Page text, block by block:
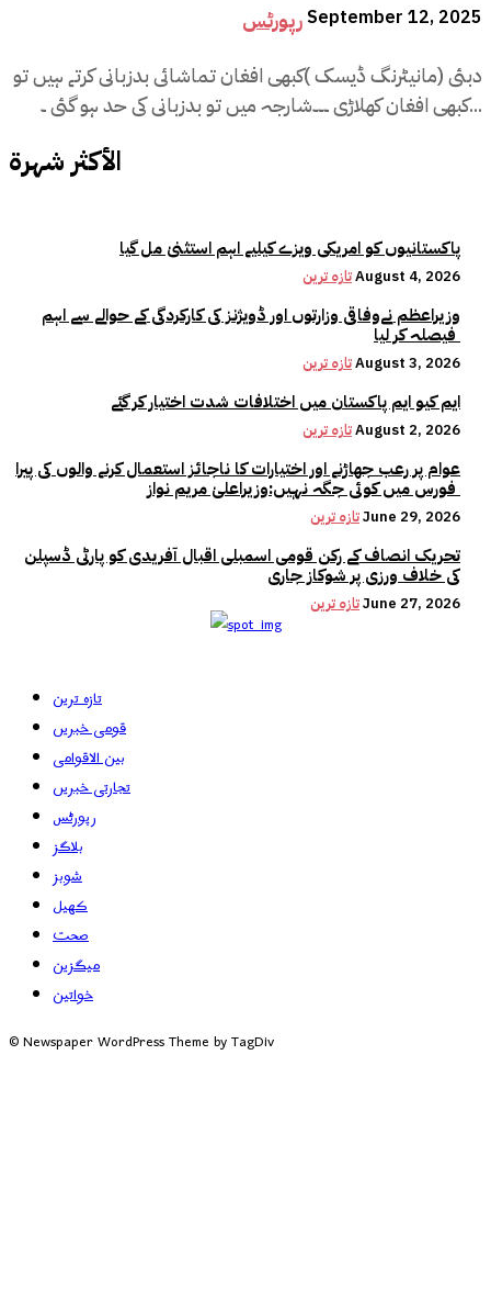
رپورٹسSeptember 12, 2025
دبئی (مانیٹرنگ ڈیسک )کبھی افغان تماشائی بدزبانی کرتے ہیں تو
کبھی افغان کھلاڑی ۔۔۔شارجہ میں تو بدزبانی کی حد ہو گئی ۔...
الأكثر شهرة
پاکستانیوں کو امریکی ویزے کیلیے اہم استثنیٰ مل گیا
تازہ ترینAugust 4, 2026
وزیراعظم نےوفاقی وزارتوں اور ڈویژنز کی کارکردگی کے حوالے سے اہم
تازہ ترینAugust 3, 2026
ایم کیو ایم پاکستان میں اختلافات شدت اختیار کر گئے
تازہ ترینAugust 2, 2026
عوام پر رعب جھاڑنے اور اختیارات کا ناجائز استعمال کرنے والوں کی پیرا
تازہ ترینJune 29, 2026
تحریک انصاف کے رکن قومی اسمبلی اقبال آفریدی کو پارٹی ڈسپلن
کی خلاف ورزی پر شوکاز جاری
تازہ ترینJune 27, 2026
تازہ ترین
قومی خبریں
بین الاقوامی
تجارتی خبریں
رپورٹس
بلاگز
شوبز
کھیل
صحت
میگزین
خواتین
© Newspaper WordPress Theme by TagDiv